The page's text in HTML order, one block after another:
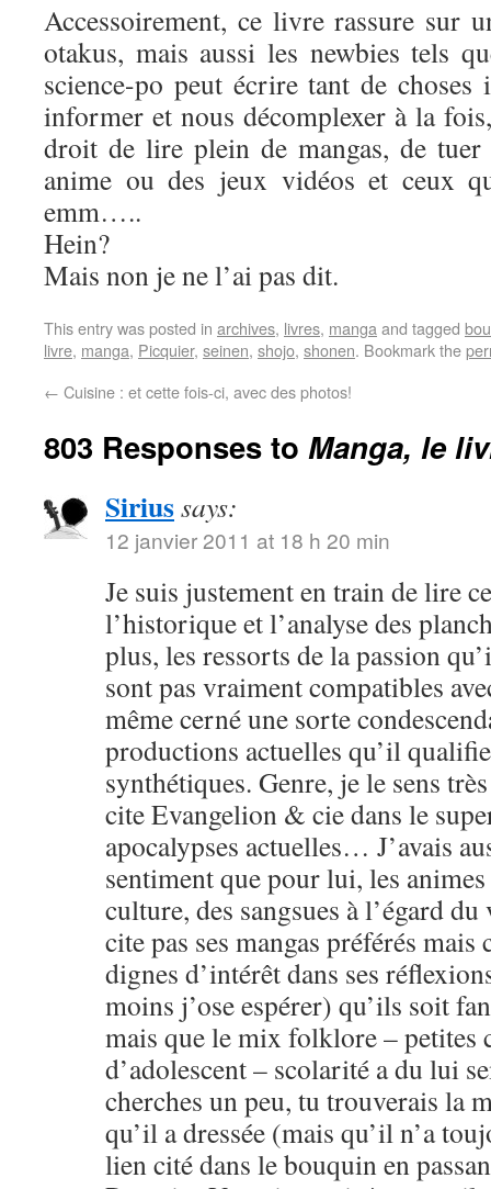
Accessoirement, ce livre rassure sur
otakus, mais aussi les newbies tels
science-po peut écrire tant de choses
informer et nous décomplexer à la
droit de lire plein de mangas, de tuer
anime ou des jeux vidéos et ceux
emm…..
Hein?
Mais non je ne l’ai pas dit.
This entry was posted in archives, livres, manga and tagged
livre, manga, Picquier, seinen, shojo, shonen. Bookmark the
← Cuisine : et cette fois-ci, avec des photos!
803 Responses to Manga, le
Siriussays:
12 janvier 2011 at 18 h 20 min
Je suis justement en train de lire
l’historique et l’analyse des
plus, les ressorts de la passion
sont pas vraiment compatibles
même cerné une sorte
productions actuelles qu’il
synthétiques. Genre, je le sens
cite Evangelion & cie dans le
apocalypses actuelles… J’avais
sentiment que pour lui, les
culture, des sangsues à l’égard
cite pas ses mangas préférés
dignes d’intérêt dans ses
moins j’ose espérer) qu’ils soit
mais que le mix folklore – petites
d’adolescent – scolarité a du lui
cherches un peu, tu trouverais la
qu’il a dressée (mais qu’il n’a
lien cité dans le bouquin en